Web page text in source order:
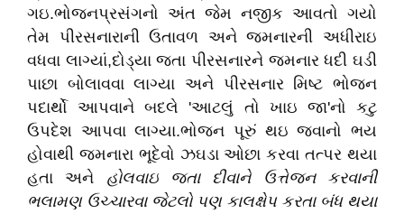
ગઇ.ભોજનપ્રસંગનો અંત જેમ નજીક આવતો ગયો
તેમ પીરસનારાની ઉતાવળ અને જમનારની અધીરાઇ
વધવા લાગ્યાં,દોડ્યા જતા પીરસનારને જમનાર ધદી ઘડી
પાછા બોલાવવા લાગ્યા અને પીરસનાર મિષ્ટ ભોજન
પદાર્થો આપવાને બદલે 'આટલું તો ખાઇ જા'નો કટુ
ઉપદેશ આપવા લાગ્યા.ભોજન પૂરું થઇ જવાનો ભય
હોવાથી જમનારા ભૂદેવો ઝઘડા ઓછા કરવા તત્પર થયા
હતા અને હોલવાઇ જતા દીવાને ઉત્તેજન કરવાની
ભલામણ ઉચ્ચારવા જેટલો પણ કાલક્ષેપ કરતા બંધ થયા